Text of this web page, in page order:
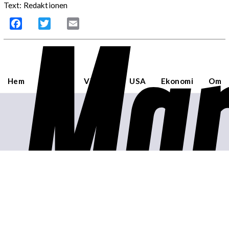
Text: Redaktionen
Facebook Twitter
Hem Världen USA Ekonomi Om